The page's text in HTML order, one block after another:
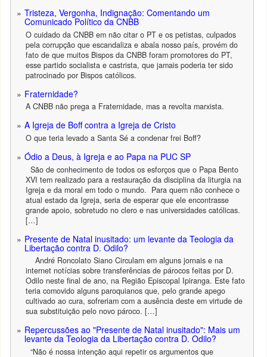
Tristeza, Vergonha, Indignação: Comentando um
Comunicado Político da CNBB
O cuidado da CNBB em não citar o PT e os petistas, culpados
pela corrupção que escandaliza e abala nosso país, provém do
fato de que muitos Bispos da CNBB foram promotores do PT,
esse partido socialista e castrista, que jamais poderia ter sido
patrocinado por Bispos católicos.
Fraternidade?
A CNBB não prega a Fraternidade, mas a revolta marxista.
A Igreja de Boff contra a Igreja de Cristo
O que teria levado a Santa Sé a condenar frei Boff?
Ódio a Deus, à Igreja e ao Papa na PUC SP
São de conhecimento de todos os esforços que o Papa Bento
XVI tem realizado para a restauração da disciplina da liturgia na
Igreja e da moral em todo o mundo. Para quem não conhece o
atual estado da Igreja, seria de esperar que ele encontrasse
grande apoio, sobretudo no clero e nas universidades católicas.
[…]
Presente de Natal inusitado: um levante da Teologia da
Libertação contra D. Odilo?
André Roncolato Siano Circulam em alguns jornais e na
internet notícias sobre transferências de párocos feitas por D.
Odilo neste final de ano, na Região Episcopal Ipiranga. Este fato
teria comovido alguns paroquianos que, pelo grande apego
cultivado ao cura, sofreriam com a ausência deste em virtude de
sua substituição pelo novo pároco. […]
Repercussões ao "Presente de Natal inusitado": Mais um
levante da Teologia da Libertação contra D. Odilo?
“Não é nossa intenção aqui repetir os argumentos que